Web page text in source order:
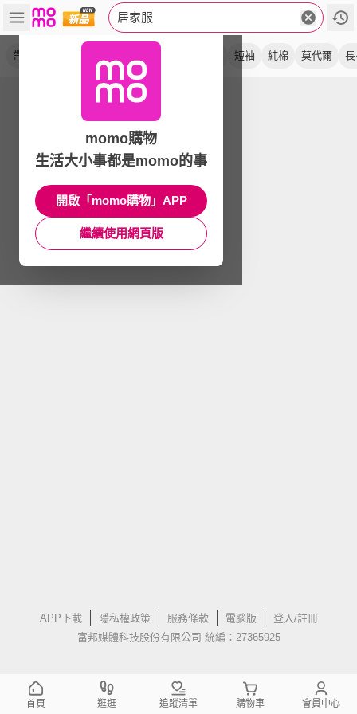
居家服
帶胸墊 短袖 純棉 莫代爾
APP下載 隱私權政策 服務條款 電腦版
登入/註冊
富邦媒體科技股份有限公司 統編：27365925
momo購物
生活大小事都是momo的事
開啟「momo購物」APP
繼續使用網頁版
首頁 逛逛 追蹤清單 購物車 會員中心